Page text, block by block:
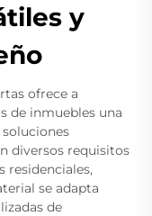
y
ofrece a
de inmuebles una
diversos requisitos
residenciales,
se adapta
de